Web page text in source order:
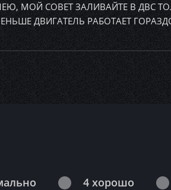
МОЙ СОВЕТ ЗАЛИВАЙТЕ В ДВС
ДВИГАТЕЛЬ РАБОТАЕТ
4 хорошо